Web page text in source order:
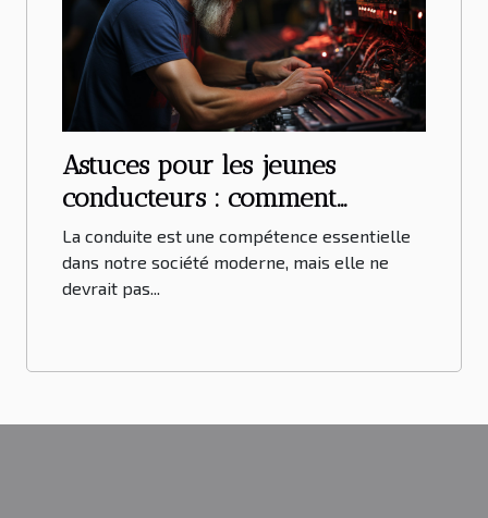
Astuces pour les jeunes
conducteurs : comment
effectuer une réparation de
base sur votre véhicule
La conduite est une compétence essentielle
dans notre société moderne, mais elle ne
devrait pas...